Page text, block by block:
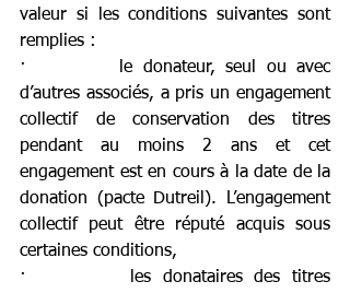
valeur si les conditions suivantes sont
remplies :
·         le donateur, seul ou avec
d’autres associés, a pris un engagement
collectif de conservation des titres
pendant au moins 2 ans et cet
engagement est en cours à la date de la
donation (pacte Dutreil). L’engagement
collectif peut être réputé acquis sous
certaines conditions,
·         les donataires des titres